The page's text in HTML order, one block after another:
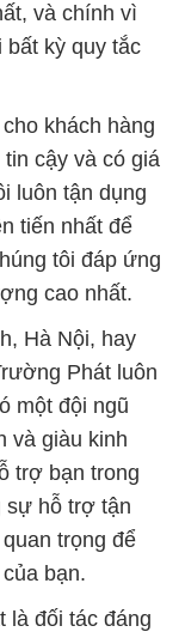
và chính vì
bất kỳ quy tắc
khách hàng
cậy và có giá
luôn tận dụng
tiến nhất để
tôi đáp ứng
cao nhất.
Hà Nội, hay
Phát luôn
một đội ngũ
và giàu kinh
trợ bạn trong
sự hỗ trợ tận
trọng để
bạn.
là đối tác đáng